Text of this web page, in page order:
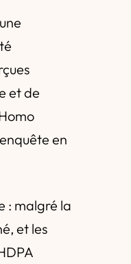
et de
en
: malgré la
et les